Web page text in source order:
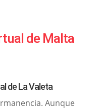
de Malta
de La Valeta
Aunque